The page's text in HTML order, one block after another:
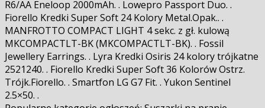
R6/AA Eneloop 2000mAh. . Lowepro Passport Duo. .
Fiorello Kredki Super Soft 24 Kolory Metal.Opak.. .
MANFROTTO COMPACT LIGHT 4 sekc. z gł. kulową
MKCOMPACTLT-BK (MKCOMPACTLT-BK). . Fossil
Jewellery Earrings. . Lyra Kredki Osiris 24 kolory trójkatne
2521240. . Fiorello Kredki Super Soft 36 Kolorów Ostrz.
Trójk.Fiorello. . Smartfon LG G7 Fit. . Yukon Sentinel
2.5×50. .